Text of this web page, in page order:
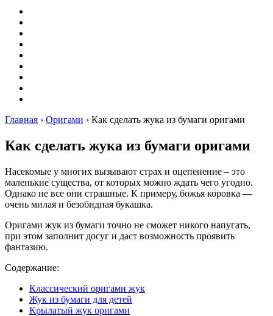
Главная › Оригами › Как сделать жука из бумаги оригами
Как сделать жука из бумаги оригами
Насекомые у многих вызывают страх и оцепенение – это
маленькие существа, от которых можно ждать чего угодно.
Однако не все они страшные. К примеру, божья коровка —
очень милая и безобидная букашка.
Оригами жук из бумаги точно не сможет никого напугать,
при этом заполнит досуг и даст возможность проявить
фантазию.
Содержание:
Классический оригами жук
Жук из бумаги для детей
Крылатый жук оригами